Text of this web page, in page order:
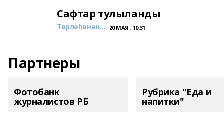
Сафтар тулыланды
Төрлөһөнән... 20 МАЯ , 10:31
Партнеры
Фотобанк
журналистов РБ
Рубрика "Еда и
напитки"